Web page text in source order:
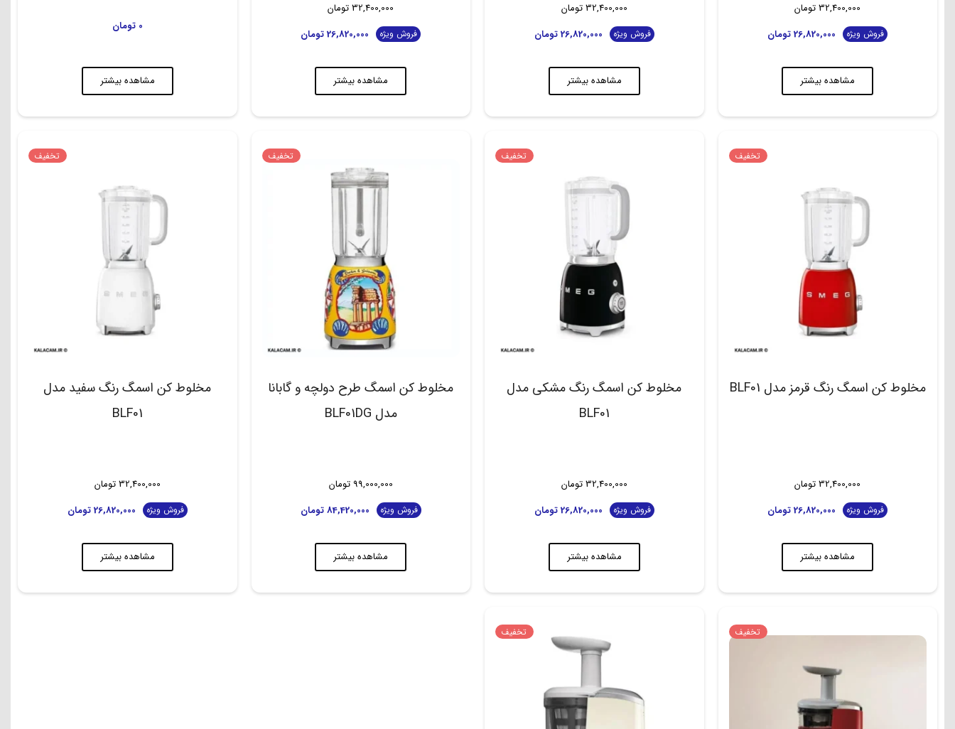
32,400,000 تومان
فروش ویژه 26,820,000 تومان
مشاهده بیشتر
32,400,000 تومان
فروش ویژه 26,820,000 تومان
مشاهده بیشتر
32,400,000 تومان
فروش ویژه 26,820,000 تومان
مشاهده بیشتر
0 تومان
مشاهده بیشتر
تخفیف
مخلوط کن اسمگ رنگ قرمز مدل BLF01
32,400,000 تومان
فروش ویژه 26,820,000 تومان
مشاهده بیشتر
تخفیف
مخلوط کن اسمگ رنگ مشکی مدل
BLF01
32,400,000 تومان
فروش ویژه 26,820,000 تومان
مشاهده بیشتر
تخفیف
مخلوط کن اسمگ طرح دولچه و گابانا
مدل BLF01DG
99,000,000 تومان
فروش ویژه 84,420,000 تومان
مشاهده بیشتر
تخفیف
مخلوط کن اسمگ رنگ سفید مدل
BLF01
32,400,000 تومان
فروش ویژه 26,820,000 تومان
مشاهده بیشتر
تخفیف تخفیف